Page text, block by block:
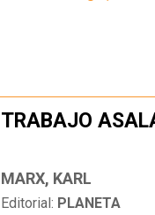
TRABAJO
MARX, KARL
Editorial: PLANETA